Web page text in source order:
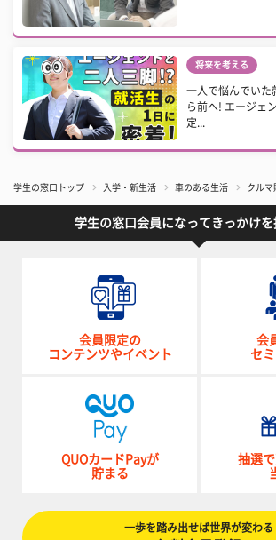
将来を考える
一人で悩んでいた
ら前へ! エージェ
定...
学生の窓口トップ 入学・新生活 車のある生活 クルマ
学生の窓口会員になってきっかけを
会員限定の
コンテンツやイベント
会
セ
QUOカードPayが
貯まる
抽選
一歩を踏み出せば世界が変わる